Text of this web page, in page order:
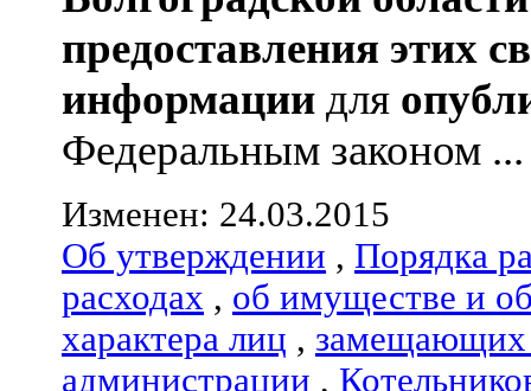
предоставления этих
информации для
Федеральным законом ...
Изменен: 24.03.2015
Об утверждении , Порядка
расходах , об имуществе и
характера лиц , замещающих
администрации ,